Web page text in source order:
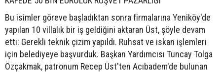
Bu isimler göreve başladıktan sonra firmalarına Yeniköy'de
yapılan 10 villalık bir iş geldiğini aktaran Üst, şöyle devam
etti: Gerekli teknik çizim yapıldı. Ruhsat ve iskan işlemleri
için belediyeye başvurduk. Başkan Yardımcısı Tuncay Tolga
Özçakmak, patronum Recep Üst'ten Acıbadem'de bulunan